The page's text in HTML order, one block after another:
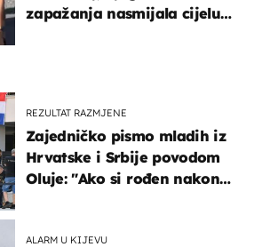
REZULTAT RAZMJENE
Zajedničko pismo mladih iz
Hrvatske i Srbije povodom
Oluje: "Ako si rođen nakon
ALARM U KIJEVU
zapažanja nasmijala cijelu